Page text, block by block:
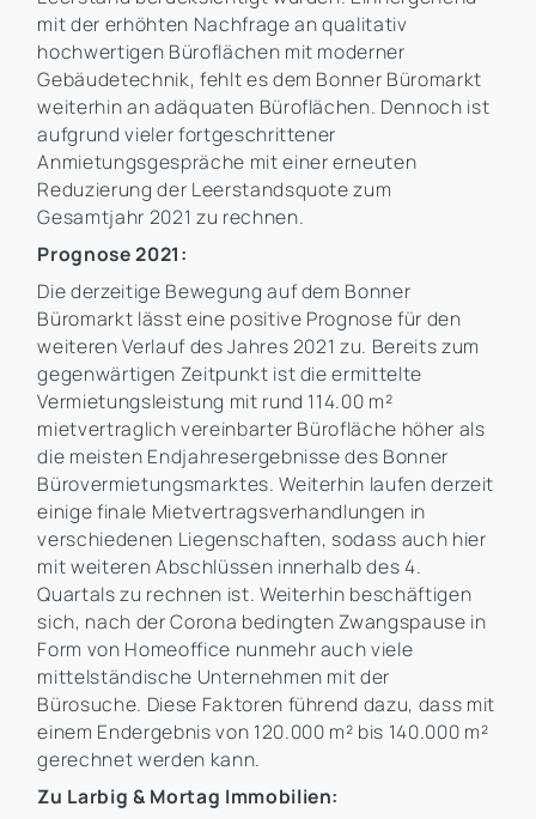
mit der erhöhten Nachfrage an qualitativ
hochwertigen Büroflächen mit moderner
Gebäudetechnik, fehlt es dem Bonner Büromarkt
weiterhin an adäquaten Büroflächen. Dennoch ist
aufgrund vieler fortgeschrittener
Anmietungsgespräche mit einer erneuten
Reduzierung der Leerstandsquote zum
Gesamtjahr 2021 zu rechnen.
Prognose 2021:
Die derzeitige Bewegung auf dem Bonner
Büromarkt lässt eine positive Prognose für den
weiteren Verlauf des Jahres 2021 zu. Bereits zum
gegenwärtigen Zeitpunkt ist die ermittelte
Vermietungsleistung mit rund 114.00 m²
mietvertraglich vereinbarter Bürofläche höher als
die meisten Endjahresergebnisse des Bonner
Bürovermietungsmarktes. Weiterhin laufen derzeit
einige finale Mietvertragsverhandlungen in
verschiedenen Liegenschaften, sodass auch hier
mit weiteren Abschlüssen innerhalb des 4.
Quartals zu rechnen ist. Weiterhin beschäftigen
sich, nach der Corona bedingten Zwangspause in
Form von Homeoffice nunmehr auch viele
mittelständische Unternehmen mit der
Bürosuche. Diese Faktoren führend dazu, dass mit
einem Endergebnis von 120.000 m² bis 140.000 m²
gerechnet werden kann.
Zu Larbig & Mortag Immobilien: